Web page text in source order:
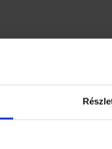
Kft., H-6032